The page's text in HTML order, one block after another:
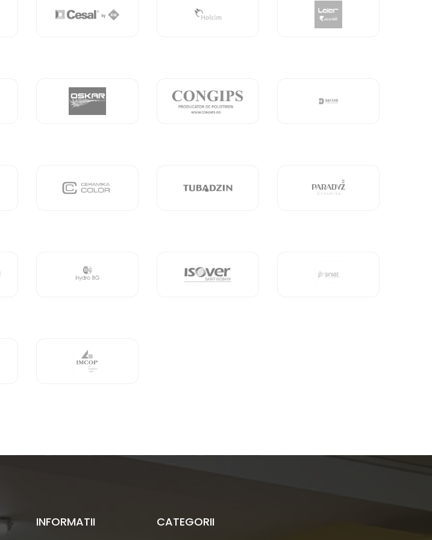
INFORMATII CATEGORII